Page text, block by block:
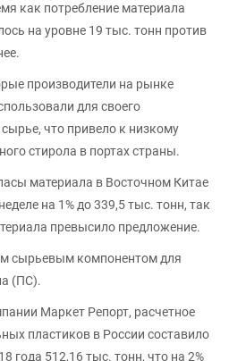
как потребление материала
на уровне 19 тыс. тонн против
производители на рынке
для своего
что привело к низкому
стирола в портах страны.
материала в Восточном Китае
на 1% до 339,5 тыс. тонн, так
превысило предложение.
сырьевым компонентом для
(ПС).
Маркет Репорт, расчетное
пластиков в России составило
года 512,16 тыс. тонн, что на 2%